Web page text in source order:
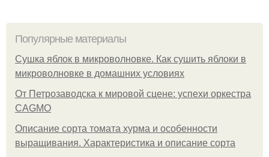
Популярные материалы
Сушка яблок в микроволновке. Как сушить яблоки в
микроволновке в домашних условиях
От Петрозаводска к мировой сцене: успехи оркестра
CAGMO
Описание сорта томата хурма и особенности
выращивания. Характеристика и описание сорта